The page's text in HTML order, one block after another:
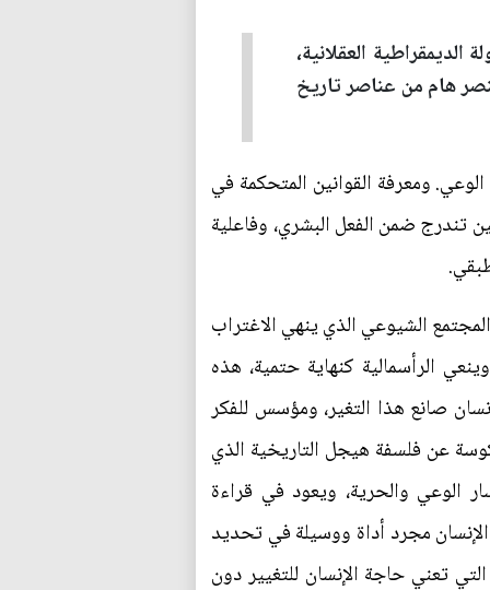
العقلانية،
هام من عناصر تاريخ
ومعرفة القوانين المتحكمة في
تندرج ضمن الفعل البشري، وفاعلية
الشيوعي الذي ينهي الاغتراب
الرأسمالية كنهاية حتمية، هذه
صانع هذا التغير، ومؤسس للفكر
عن فلسفة هيجل التاريخية الذي
الوعي والحرية، ويعود في قراءة
الإنسان مجرد أداة ووسيلة في تحديد
التي تعني حاجة الإنسان للتغيير دون